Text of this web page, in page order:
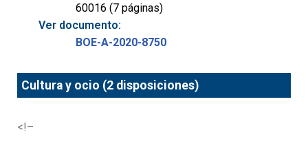
60016 (7 páginas)
Ver documento:
BOE-A-2020-8750
Cultura y ocio (2 disposiciones)
<!–